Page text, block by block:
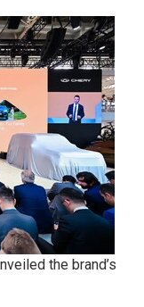
the brand’s